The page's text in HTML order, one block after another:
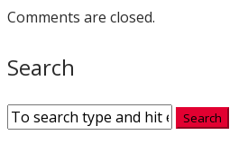
Comments are closed.
Search